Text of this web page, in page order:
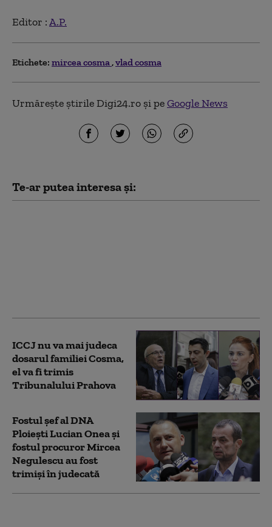
Editor :A.P.
Etichete: mircea cosma vlad cosma
Urmărește știrile Digi24.ro și peGoogle News
Te-ar putea interesa și:
ICCJ nu va mai judeca
dosarul familiei Cosma,
el va fi trimis
Tribunalului Prahova
Fostul şef al DNA
Ploieşti Lucian Onea şi
fostul procuror Mircea
Negulescu au fost
trimiși în judecată